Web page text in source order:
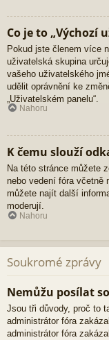
Co je to „Výchozí
Pokud jste členem více
uživatelská skupina
vašeho uživatelského
udělit oprávnění ke
„Uživatelském panelu“.
Nahoru
K čemu slouží
Na této stránce můžete
nebo vedení fóra včetně
můžete najít další
moderují.
Nahoru
Soukromé zprávy
Nemůžu posílat
Jsou tři důvody, proč to
administrátor fóra
administrátor fóra